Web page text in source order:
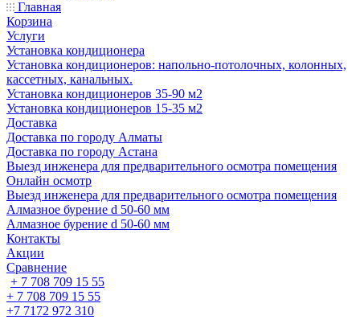
Главная
Корзина
Услуги
Установка кондиционера
Установка кондиционеров: напольно-потолочных, колонных,
кассетных, канальных.
Установка кондиционеров 35-90 м2
Установка кондиционеров 15-35 м2
Доставка
Доставка по городу Алматы
Доставка по городу Астана
Выезд инженера для предварительного осмотра помещения
Онлайн осмотр
Выезд инженера для предварительного осмотра помещения
Алмазное бурение d 50-60 мм
Алмазное бурение d 50-60 мм
Контакты
Акции
Сравнение
+ 7 708 709 15 55
+ 7 708 709 15 55
+7 7172 972 310